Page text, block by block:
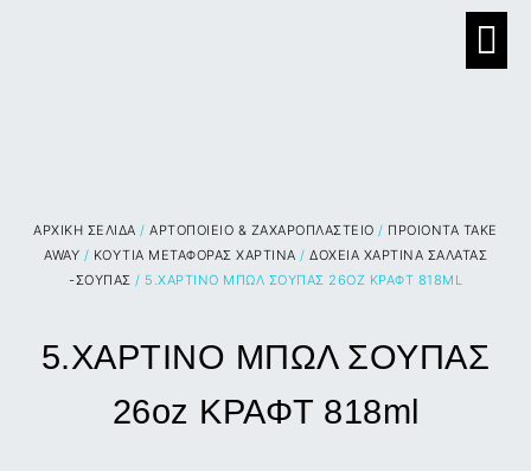
ΑΡΧΙΚΉ ΣΕΛΊΔΑ /ΑΡΤΟΠΟΙΕΙΟ & ΖΑΧΑΡΟΠΛΑΣΤΕΙΟ / ΠΡΟΙΟΝΤΑ TAKE
AWAY / ΚΟΥΤΙΑ ΜΕΤΑΦΟΡΑΣ ΧΑΡΤΙΝΑ / ΔΟΧΕΙΑ ΧΑΡΤΙΝΑ ΣΑΛΑΤΑΣ
-ΣΟΥΠΑΣ / 5.ΧΑΡΤΙΝΟ ΜΠΩΛ ΣΟΥΠΑΣ 26OZ ΚΡΑΦΤ 818ML
5.ΧΑΡΤΙΝΟ ΜΠΩΛ ΣΟΥΠΑΣ
26oz ΚΡΑΦΤ 818ml